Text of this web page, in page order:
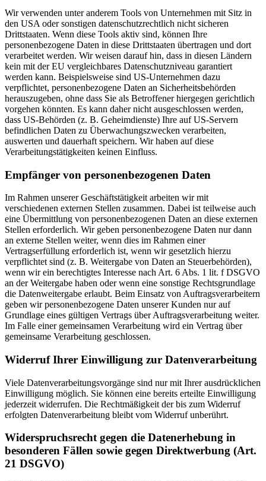
Wir verwenden unter anderem Tools von Unternehmen mit Sitz in
den USA oder sonstigen datenschutzrechtlich nicht sicheren
Drittstaaten. Wenn diese Tools aktiv sind, können Ihre
personenbezogene Daten in diese Drittstaaten übertragen und dort
verarbeitet werden. Wir weisen darauf hin, dass in diesen Ländern
kein mit der EU vergleichbares Datenschutzniveau garantiert
werden kann. Beispielsweise sind US-Unternehmen dazu
verpflichtet, personenbezogene Daten an Sicherheitsbehörden
herauszugeben, ohne dass Sie als Betroffener hiergegen gerichtlich
vorgehen könnten. Es kann daher nicht ausgeschlossen werden,
dass US-Behörden (z. B. Geheimdienste) Ihre auf US-Servern
befindlichen Daten zu Überwachungszwecken verarbeiten,
auswerten und dauerhaft speichern. Wir haben auf diese
Verarbeitungstätigkeiten keinen Einfluss.
Empfänger von personenbezogenen Daten
Im Rahmen unserer Geschäftstätigkeit arbeiten wir mit
verschiedenen externen Stellen zusammen. Dabei ist teilweise auch
eine Übermittlung von personenbezogenen Daten an diese externen
Stellen erforderlich. Wir geben personenbezogene Daten nur dann
an externe Stellen weiter, wenn dies im Rahmen einer
Vertragserfüllung erforderlich ist, wenn wir gesetzlich hierzu
verpflichtet sind (z. B. Weitergabe von Daten an Steuerbehörden),
wenn wir ein berechtigtes Interesse nach Art. 6 Abs. 1 lit. f DSGVO
an der Weitergabe haben oder wenn eine sonstige Rechtsgrundlage
die Datenweitergabe erlaubt. Beim Einsatz von Auftragsverarbeitern
geben wir personenbezogene Daten unserer Kunden nur auf
Grundlage eines gültigen Vertrags über Auftragsverarbeitung weiter.
Im Falle einer gemeinsamen Verarbeitung wird ein Vertrag über
gemeinsame Verarbeitung geschlossen.
Widerruf Ihrer Einwilligung zur Datenverarbeitung
Viele Datenverarbeitungsvorgänge sind nur mit Ihrer ausdrücklichen
Einwilligung möglich. Sie können eine bereits erteilte Einwilligung
jederzeit widerrufen. Die Rechtmäßigkeit der bis zum Widerruf
erfolgten Datenverarbeitung bleibt vom Widerruf unberührt.
Widerspruchsrecht gegen die Datenerhebung in
besonderen Fällen sowie gegen Direktwerbung (Art.
21 DSGVO)